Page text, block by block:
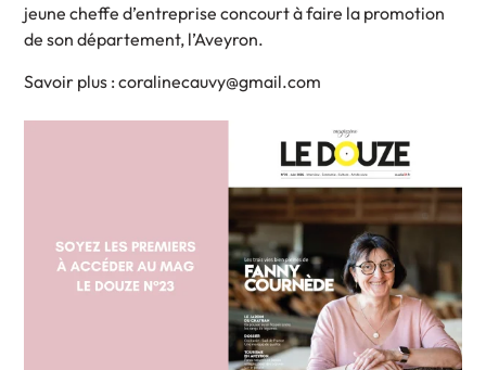
jeune cheffe d’entreprise concourt à faire la promotion
de son département, l’Aveyron.
Savoir plus : coralinecauvy@gmail.com